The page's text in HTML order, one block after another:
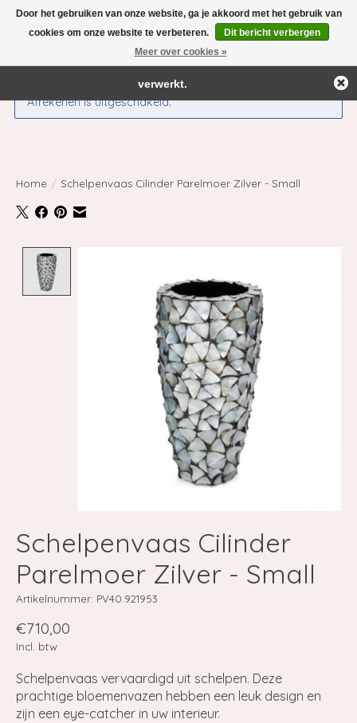
Verlanglijst
Afrekenen is uitgeschakeld.
Home / Schelpenvaas Cilinder Parelmoer Zilver - Small
Schelpenvaas Cilinder
Parelmoer Zilver - Small
Artikelnummer: PV40.921953
€710,00
Incl. btw
Schelpenvaas vervaardigd uit schelpen. Deze
prachtige bloemenvazen hebben een leuk design en
zijn een eye-catcher in uw interieur.
Door het gebruiken van onze website, ga je akkoord met het gebruik van
cookies om onze website te verbeteren.
Dit bericht verbergen
Meer over cookies »
← Keer terug naar de backofficeDeze winkel is in aanbouw.
Eventueel geplaatste orders zullen niet worden gehonoreerd of
verwerkt.